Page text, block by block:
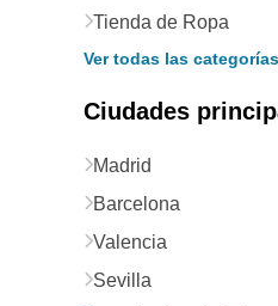
Tienda de Ropa
Ver todas las categorías
Ciudades
Madrid
Barcelona
Valencia
Sevilla